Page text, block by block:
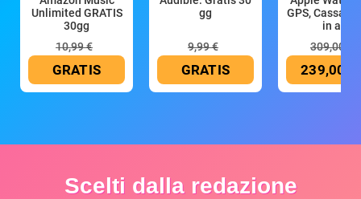
Unlimited GRATIS
30gg
10,99 €
GRATIS
gg
9,99 €
GRATIS
GPS, Cassa
in all
309,00 €
239,00 €
Scelti dalla redazione